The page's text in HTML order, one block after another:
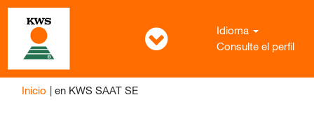
Idioma
Consulte el perfil
Inicio | en KWS SAAT SE(página